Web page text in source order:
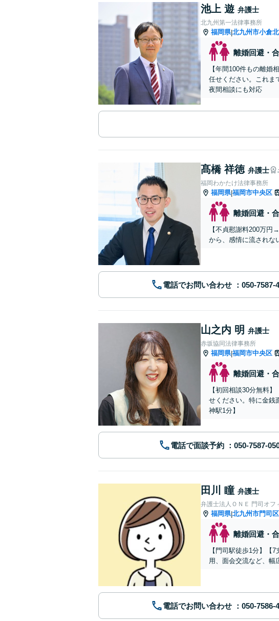
池上 遊 弁護士
北九州第一法律事務所
福岡県|北九州市小倉
離婚回避・
【年間100件もの離婚
任せください。これま
夜間相談にも対応
髙橋 祥徳 弁護士
福岡わかたけ法律事務所
福岡県|福岡市中央区
離婚回避・
【不貞慰謝料200万
から、感情に流されな
電話でお問い合わせ
山之内 明 弁護士
赤坂協同法律事務所
福岡県|福岡市中央区
離婚回避・
【初回相談30分無料
せください。特に金銭
神駅1分】
電話で面談予約
田川 瞳 弁護士
弁護士法人ＯＮＥ 門司オフ
福岡県|北九州市門司区
離婚回避・
【門司駅徒歩1分】【
用、面会交流など、幅
電話でお問い合わせ